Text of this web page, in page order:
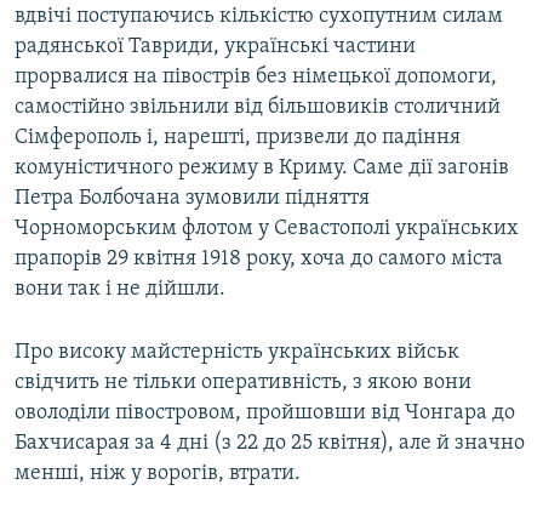
вдвічі поступаючись кількістю сухопутним силам
радянської Тавриди, українські частини
прорвалися на півострів без німецької допомоги,
самостійно звільнили від більшовиків столичний
Сімферополь і, нарешті, призвели до падіння
комуністичного режиму в Криму. Саме дії загонів
Петра Болбочана зумовили підняття
Чорноморським флотом у Севастополі українських
прапорів 29 квітня 1918 року, хоча до самого міста
вони так і не дійшли.
Про високу майстерність українських військ
свідчить не тільки оперативність, з якою вони
оволоділи півостровом, пройшовши від Чонгара до
Бахчисарая за 4 дні (з 22 до 25 квітня), але й значно
менші, ніж у ворогів, втрати.